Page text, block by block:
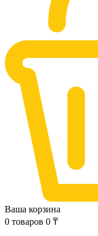
Ваша корзина
0 товаров 0 ₸